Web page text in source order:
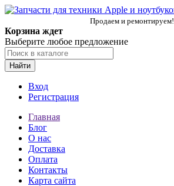
Продаем и ремонтируем!
Корзина ждет
Выберите любое предложение
Найти
Вход
Регистрация
Главная
Блог
О нас
Доставка
Оплата
Контакты
Карта сайта